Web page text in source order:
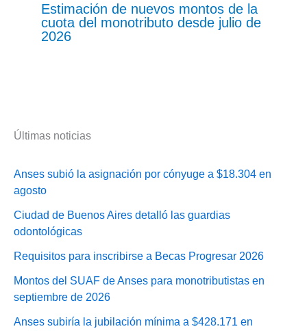
Estimación de nuevos montos de la
cuota del monotributo desde julio de
2026
Últimas noticias
Anses subió la asignación por cónyuge a $18.304 en
agosto
Ciudad de Buenos Aires detalló las guardias
odontológicas
Requisitos para inscribirse a Becas Progresar 2026
Montos del SUAF de Anses para monotributistas en
septiembre de 2026
Anses subiría la jubilación mínima a $428.171 en